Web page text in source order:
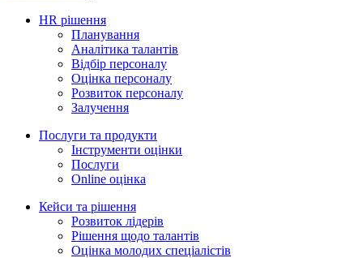
HR рішення
Планування
Аналітика талантів
Відбір персоналу
Оцінка персоналу
Розвиток персоналу
Залучення
Послуги та продукти
Інструменти оцінки
Послуги
Online оцінка
Кейси та рішення
Розвиток лідерів
Рішення щодо талантів
Оцінка молодих спеціалістів